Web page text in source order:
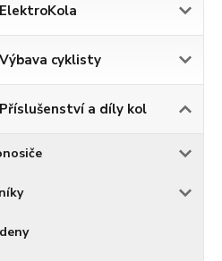
ElektroKola
Výbava cyklisty
Příslušenství a díly kol